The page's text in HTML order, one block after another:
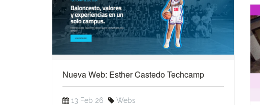
Nueva Web: Esther Castedo Techcamp
13 Feb 26 Webs